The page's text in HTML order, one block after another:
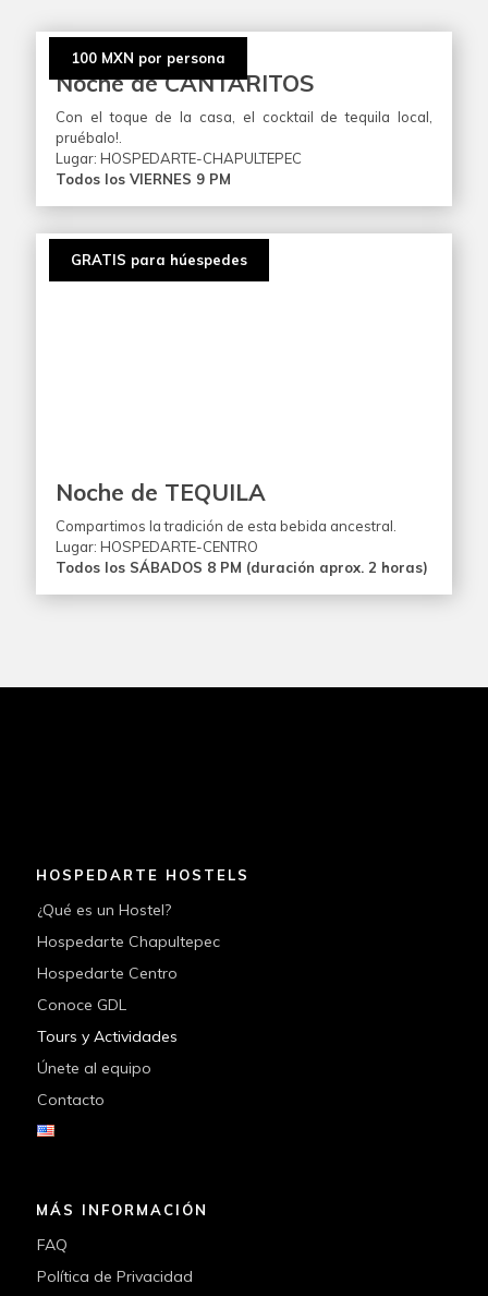
Noche de CANTARITOS
Con el toque de la casa, el cocktail de tequila local,
pruébalo!.
Lugar: HOSPEDARTE-CHAPULTEPEC
Todos los VIERNES 9 PM
100 MXN por persona
Noche de TEQUILA
Compartimos la tradición de esta bebida ancestral.
Lugar: HOSPEDARTE-CENTRO
Todos los SÁBADOS 8 PM (duración aprox. 2 horas)
GRATIS para húespedes
HOSPEDARTE HOSTELS
¿Qué es un Hostel?
Hospedarte Chapultepec
Hospedarte Centro
Conoce GDL
Tours y Actividades
Únete al equipo
Contacto
MÁS INFORMACIÓN
FAQ
Política de Privacidad